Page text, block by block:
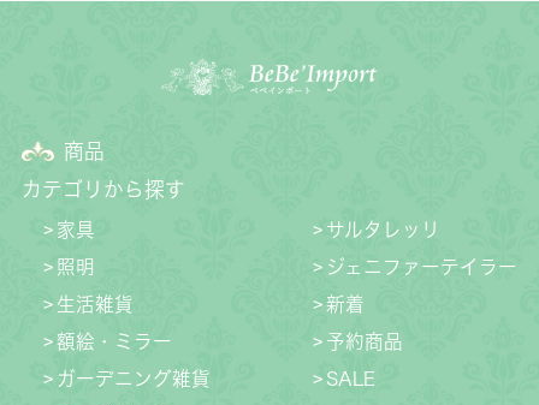
商品
カテゴリから探す
家具
照明
生活雑貨
額絵・ミラー
ガーデニング雑貨
サルタレッリ
ジェニファーテイラー
新着
予約商品
SALE